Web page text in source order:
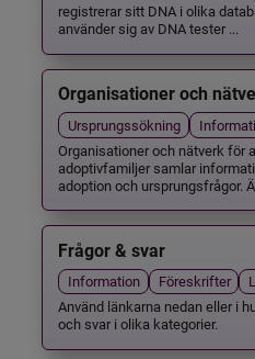
registrerar sitt DNA i olika
använder sig av DNA tester ...
Organisationer och
Ursprungssökning
Organisationer och nätverk för
adoptivfamiljer samlar
adoption och ursprungsfrågor.
Frågor & svar
Information Föreskrifter
Använd länkarna nedan eller i
och svar i olika kategorier.